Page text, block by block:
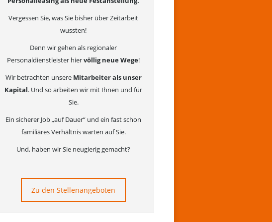
Vergessen Sie, was Sie bisher über Zeitarbeit
wussten!
Denn wir gehen als regionaler
Personaldienstleister hiervöllig neue Wege!
Wir betrachten unsere Mitarbeiter als unser
Kapital. Und so arbeiten wir mit Ihnen und für
Sie.
Ein sicherer Job „auf Dauer“ und ein fast schon
familiäres Verhältnis warten auf Sie.
Und, haben wir Sie neugierig gemacht?
Zu den Stellenangeboten